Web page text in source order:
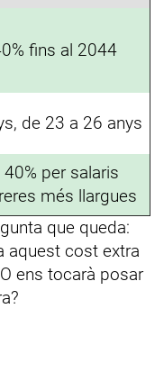
fins al 2044
de 23 a 26 anys
per salaris
més llargues
que queda:
aquest cost extra
ens tocarà posar